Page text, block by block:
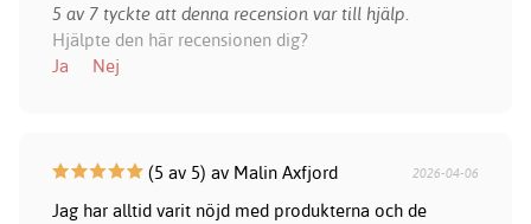
5 av 7 tyckte att denna recension var till hjälp.
Hjälpte den här recensionen dig?
Ja
Nej
(5 av 5) av Malin Axfjord 2026-04-06
Jag har alltid varit nöjd med produkterna och de